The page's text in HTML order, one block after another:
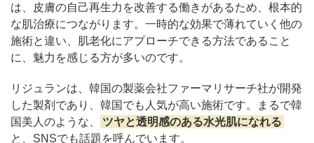
は、皮膚の自己再生力を改善する働きがあるため、根本的
な肌治療につながります。一時的な効果で薄れていく他の
施術と違い、肌老化にアプローチできる方法であること
に、魅力を感じる方が多いのです。
リジュランは、韓国の製薬会社ファーマリサーチ社が開発
した製剤であり、韓国でも人気が高い施術です。まるで韓
国美人のような、
ツヤと透明感のある水光肌になれる
と、SNSでも話題を呼んでいます。